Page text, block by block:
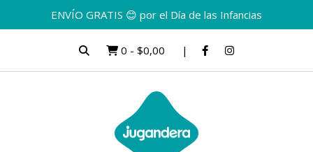
ENVÍO GRATIS 😊 por el Día de las Infancias
0 - $0,00